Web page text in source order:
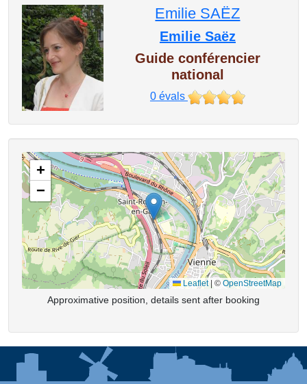
Emilie SAËZ
Emilie Saëz
Guide conférencier
national
0évals
+
−
Leaflet © OpenStreetMap
Approximative position, details sent after booking